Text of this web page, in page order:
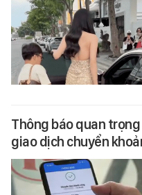
Thông báo quan
giao dịch chuyển